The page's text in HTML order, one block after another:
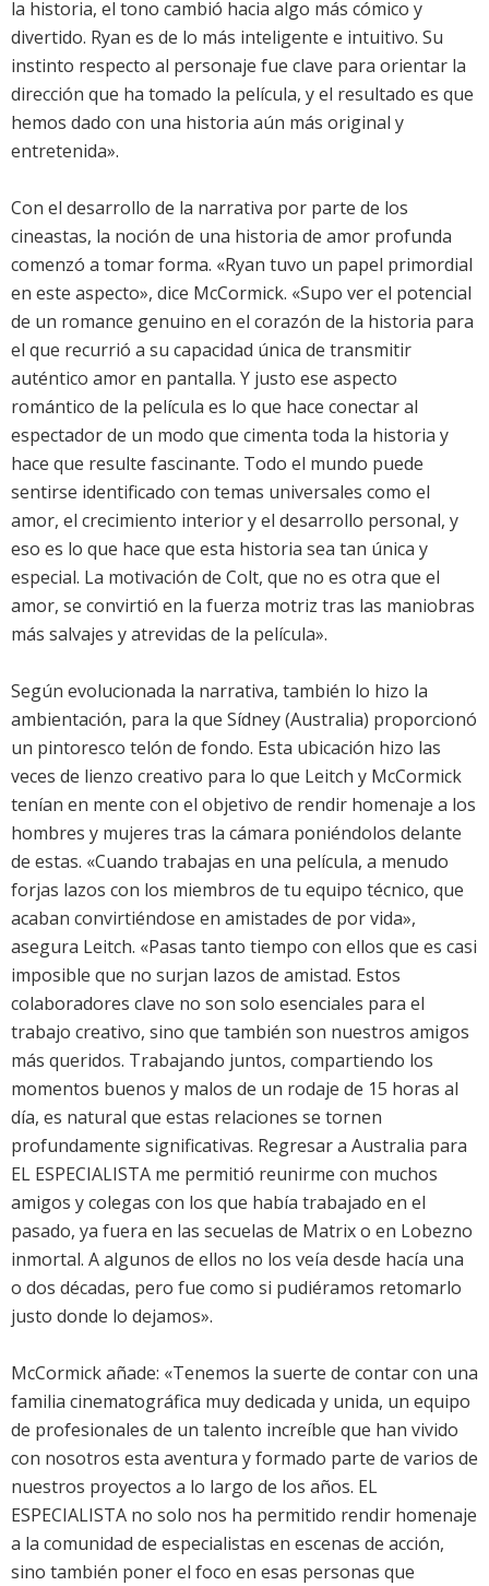
la historia, el tono cambió hacia algo más cómico y
divertido. Ryan es de lo más inteligente e intuitivo. Su
instinto respecto al personaje fue clave para orientar la
dirección que ha tomado la película, y el resultado es que
hemos dado con una historia aún más original y
entretenida».
Con el desarrollo de la narrativa por parte de los
cineastas, la noción de una historia de amor profunda
comenzó a tomar forma. «Ryan tuvo un papel primordial
en este aspecto», dice McCormick. «Supo ver el potencial
de un romance genuino en el corazón de la historia para
el que recurrió a su capacidad única de transmitir
auténtico amor en pantalla. Y justo ese aspecto
romántico de la película es lo que hace conectar al
espectador de un modo que cimenta toda la historia y
hace que resulte fascinante. Todo el mundo puede
sentirse identificado con temas universales como el
amor, el crecimiento interior y el desarrollo personal, y
eso es lo que hace que esta historia sea tan única y
especial. La motivación de Colt, que no es otra que el
amor, se convirtió en la fuerza motriz tras las maniobras
más salvajes y atrevidas de la película».
Según evolucionada la narrativa, también lo hizo la
ambientación, para la que Sídney (Australia) proporcionó
un pintoresco telón de fondo. Esta ubicación hizo las
veces de lienzo creativo para lo que Leitch y McCormick
tenían en mente con el objetivo de rendir homenaje a los
hombres y mujeres tras la cámara poniéndolos delante
de estas. «Cuando trabajas en una película, a menudo
forjas lazos con los miembros de tu equipo técnico, que
acaban convirtiéndose en amistades de por vida»,
asegura Leitch. «Pasas tanto tiempo con ellos que es casi
imposible que no surjan lazos de amistad. Estos
colaboradores clave no son solo esenciales para el
trabajo creativo, sino que también son nuestros amigos
más queridos. Trabajando juntos, compartiendo los
momentos buenos y malos de un rodaje de 15 horas al
día, es natural que estas relaciones se tornen
profundamente significativas. Regresar a Australia para
EL ESPECIALISTA me permitió reunirme con muchos
amigos y colegas con los que había trabajado en el
pasado, ya fuera en las secuelas de Matrix o en Lobezno
inmortal. A algunos de ellos no los veía desde hacía una
o dos décadas, pero fue como si pudiéramos retomarlo
justo donde lo dejamos».
McCormick añade: «Tenemos la suerte de contar con una
familia cinematográfica muy dedicada y unida, un equipo
de profesionales de un talento increíble que han vivido
con nosotros esta aventura y formado parte de varios de
nuestros proyectos a lo largo de los años. EL
ESPECIALISTA no solo nos ha permitido rendir homenaje
a la comunidad de especialistas en escenas de acción,
sino también poner el foco en esas personas que